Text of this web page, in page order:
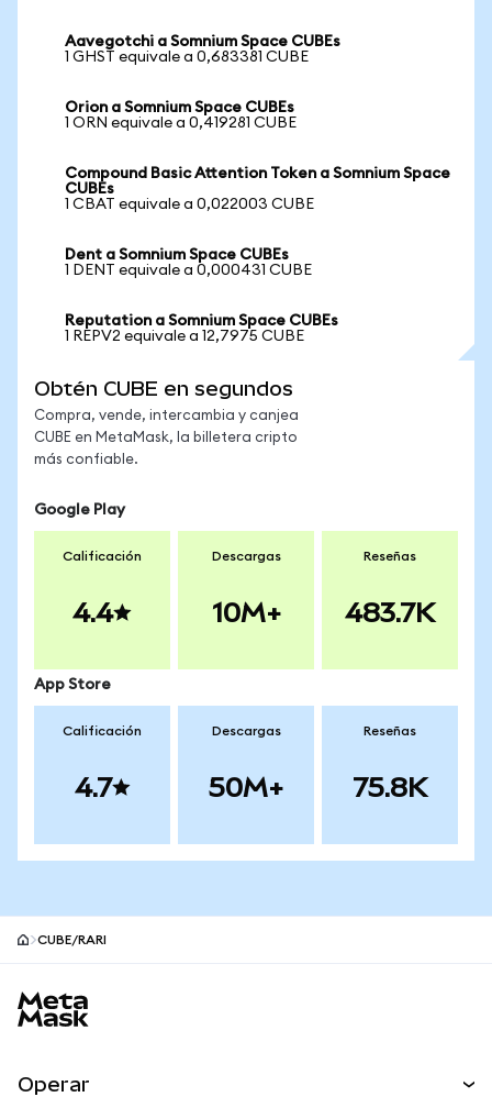
Aavegotchi a Somnium Space CUBEs
1 GHST equivale a 0,683381 CUBE
Orion a Somnium Space CUBEs
1 ORN equivale a 0,419281 CUBE
Compound Basic Attention Token a Somnium Space
CUBEs
1 CBAT equivale a 0,022003 CUBE
Dent a Somnium Space CUBEs
1 DENT equivale a 0,000431 CUBE
Reputation a Somnium Space CUBEs
1 REPV2 equivale a 12,7975 CUBE
Obtén CUBE en segundos
Compra, vende, intercambia y canjea
CUBE en MetaMask, la billetera cripto
más confiable.
Google Play
Calificación
4.4
Descargas
10M+
Reseñas
483.7K
App Store
Calificación
4.7
Descargas
50M+
Reseñas
75.8K
CUBE/RARI
Operar